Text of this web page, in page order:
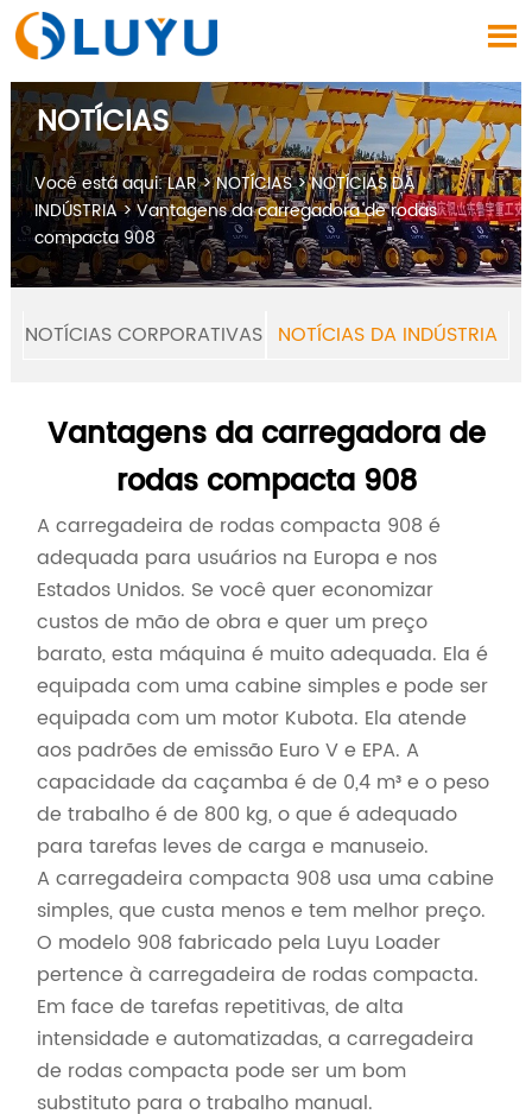

NOTÍCIAS
Você está aqui:LAR>NOTÍCIAS>NOTÍCIAS DA
INDÚSTRIA>Vantagens da carregadora de rodas
compacta 908
NOTÍCIAS CORPORATIVAS NOTÍCIAS DA INDÚSTRIA
Vantagens da carregadora de
rodas compacta 908
A carregadeira de rodas compacta 908 é
adequada para usuários na Europa e nos
Estados Unidos. Se você quer economizar
custos de mão de obra e quer um preço
barato, esta máquina é muito adequada. Ela é
equipada com uma cabine simples e pode ser
equipada com um motor Kubota. Ela atende
aos padrões de emissão Euro V e EPA. A
capacidade da caçamba é de 0,4 m³ e o peso
de trabalho é de 800 kg, o que é adequado
para tarefas leves de carga e manuseio.
A carregadeira compacta 908 usa uma cabine
simples, que custa menos e tem melhor preço.
O modelo 908 fabricado pela Luyu Loader
pertence à carregadeira de rodas compacta.
Em face de tarefas repetitivas, de alta
intensidade e automatizadas, a carregadeira
de rodas compacta pode ser um bom
substituto para o trabalho manual.